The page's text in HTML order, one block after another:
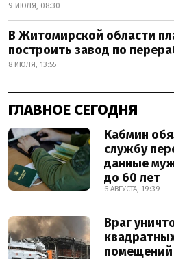
9 ИЮЛЯ, 08:30
В Житомирской области
построить завод по
8 ИЮЛЯ, 13:55
ГЛАВНОЕ СЕГОДНЯ
Кабмин
службу
данные
до 60 лет
6 АВГУСТА, 19:39
Враг
помещений